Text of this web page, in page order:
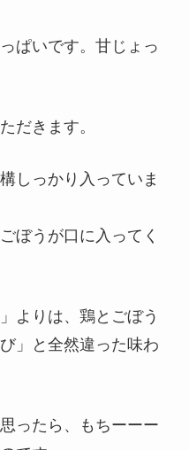
ぱいです。甘じょっ
だきます。
しっかり入っていま
ぼうが口に入ってく
よりは、鶏とごぼう
」と全然違った味わ
ったら、もちーーー